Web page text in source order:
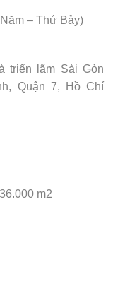
– Thứ Bảy)
triển lãm Sài Gòn
Quận 7, Hồ Chí
m2